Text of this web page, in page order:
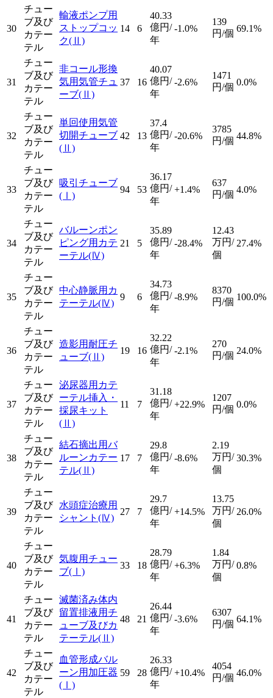
30
チュー
ブ及び
カテー
テル
輸液ポンプ用
ストップコッ
ク(Ⅱ)
14 6
40.33
億円/
年
-1.0%
139
円/個 69.1%
31
チュー
ブ及び
カテー
テル
非コール形換
気用気管チュ
ーブ(Ⅱ)
37 16
40.07
億円/
年
-2.6%
1471
円/個 0.0%
32
チュー
ブ及び
カテー
テル
単回使用気管
切開チューブ
(Ⅱ)
42 13
37.4
億円/
年
-20.6%
3785
円/個 44.8%
33
チュー
ブ及び
カテー
テル
吸引チューブ
(Ⅰ)
94 53
36.17
億円/
年
+1.4%
637
円/個 4.0%
34
チュー
ブ及び
カテー
テル
バルーンポン
ピング用カテ
ーテル(Ⅳ)
21 5
35.89
億円/
年
-28.4%
12.43
万円/
個
27.4%
35
チュー
ブ及び
カテー
テル
中心静脈用カ
テーテル(Ⅳ)
9 6
34.73
億円/
年
-8.9%
8370
円/個 100.0%
36
チュー
ブ及び
カテー
テル
造影用耐圧チ
ューブ(Ⅱ)
19 16
32.22
億円/
年
-2.1%
270
円/個 24.0%
37
チュー
ブ及び
カテー
テル
泌尿器用カテ
ーテル挿入・
採尿キット
(Ⅱ)
11 7
31.18
億円/
年
+22.9%
1207
円/個 0.0%
38
チュー
ブ及び
カテー
テル
結石摘出用バ
ルーンカテー
テル(Ⅱ)
17 7
29.8
億円/
年
-8.6%
2.19
万円/
個
30.3%
39
チュー
ブ及び
カテー
テル
水頭症治療用
シャント (Ⅳ)
27 7
29.7
億円/
年
+14.5%
13.75
万円/
個
26.0%
40
チュー
ブ及び
カテー
テル
気腹用チュー
ブ(Ⅰ)
33 18
28.79
億円/
年
+6.3%
1.84
万円/
個
0.8%
41
チュー
ブ及び
カテー
テル
滅菌済み体内
留置排液用チ
ューブ及びカ
テーテル(Ⅱ)
48 21
26.44
億円/
年
-3.6%
6307
円/個 64.1%
42
チュー
ブ及び
カテー
テル
血管形成バル
ーン用加圧器
(Ⅰ)
59 28
26.33
億円/
年
+10.4%
4054
円/個 46.0%